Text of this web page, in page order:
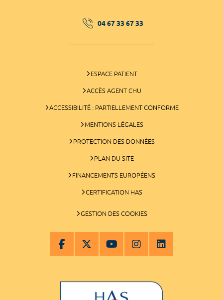
04 67 33 67 33
ESPACE PATIENT
ACCÈS AGENT CHU
ACCESSIBILITÉ : PARTIELLEMENT CONFORME
MENTIONS LÉGALES
PROTECTION DES DONNÉES
PLAN DU SITE
FINANCEMENTS EUROPÉENS
CERTIFICATION HAS
GESTION DES COOKIES